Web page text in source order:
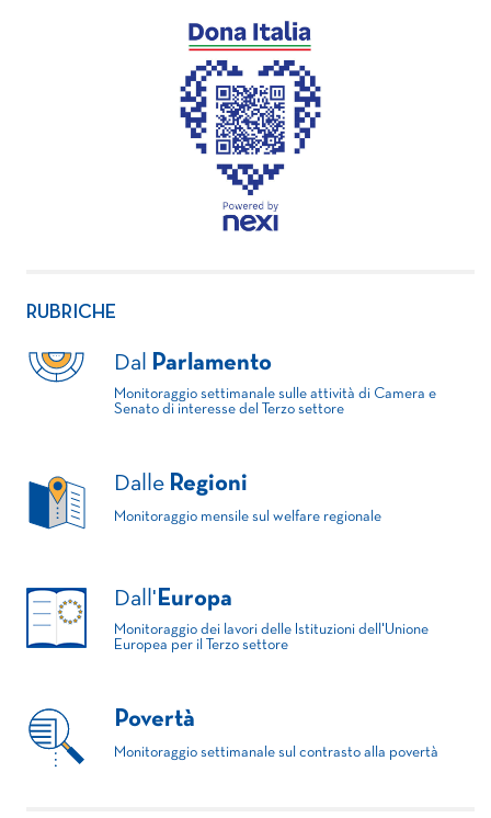
RUBRICHE
Dal Parlamento
Monitoraggio settimanale sulle attività di Camera e
Senato di interesse del Terzo settore
Dalle Regioni
Monitoraggio mensile sul welfare regionale
Dall' Europa
Monitoraggio dei lavori delle Istituzioni dell'Unione
Europea per il Terzo settore
Povertà
Monitoraggio settimanale sul contrasto alla povertà